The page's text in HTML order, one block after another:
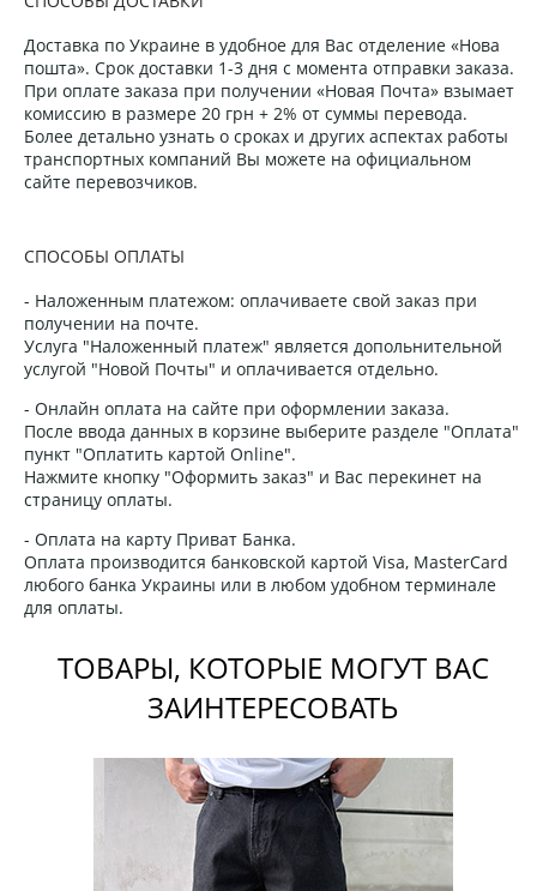
Доставка по Украине в удобное для Вас отделение «Нова
пошта». Срок доставки 1-3 дня с момента отправки заказа.
При оплате заказа при получении «Новая Почта» взымает
комиссию в размере 20 грн + 2% от суммы перевода.
Более детально узнать о сроках и других аспектах работы
транспортных компаний Вы можете на официальном
сайте перевозчиков.
СПОСОБЫ ОПЛАТЫ
- Наложенным платежом: оплачиваете свой заказ при
получении на почте.
Услуга "Наложенный платеж" является допольнительной
услугой "Новой Почты" и оплачивается отдельно.
- Онлайн оплата на сайте при оформлении заказа.
После ввода данных в корзине выберите разделе "Оплата"
пункт "Оплатить картой Online".
Нажмите кнопку "Оформить заказ" и Вас перекинет на
страницу оплаты.
- Оплата на карту Приват Банка.
Оплата производится банковской картой Visa, MasterCard
любого банка Украины или в любом удобном терминале
для оплаты.
ТОВАРЫ, КОТОРЫЕ МОГУТ ВАС
ЗАИНТЕРЕСОВАТЬ